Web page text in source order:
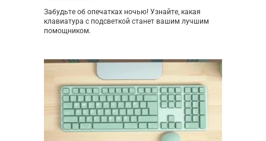
Забудьте об опечатках ночью! Узнайте, какая
клавиатура с подсветкой станет вашим лучшим
помощником.